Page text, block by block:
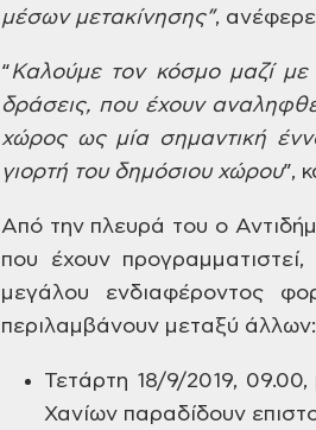
μέσωνμετακίνησης”, ανέφερε
“Καλούμετον κόσμο μαζί με
δράσεις, που έχουν
χώρος ως μία σημαντική
γιορτή του δημόσιουχώρου”,
Από την πλευρά του ο
που έχουνπρογραμματιστεί,
μεγάλου ενδιαφέροντος
περιλαμβάνουν μεταξύ άλλων:
Τετάρτη 18/9/2019, 09.00,
Χανίων παραδίδουν